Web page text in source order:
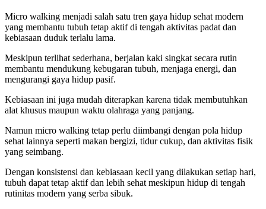
Micro walking menjadi salah satu tren gaya hidup sehat modern
yang membantu tubuh tetap aktif di tengah aktivitas padat dan
kebiasaan duduk terlalu lama.
Meskipun terlihat sederhana, berjalan kaki singkat secara rutin
membantu mendukung kebugaran tubuh, menjaga energi, dan
mengurangi gaya hidup pasif.
Kebiasaan ini juga mudah diterapkan karena tidak membutuhkan
alat khusus maupun waktu olahraga yang panjang.
Namun micro walking tetap perlu diimbangi dengan pola hidup
sehat lainnya seperti makan bergizi, tidur cukup, dan aktivitas fisik
yang seimbang.
Dengan konsistensi dan kebiasaan kecil yang dilakukan setiap hari,
tubuh dapat tetap aktif dan lebih sehat meskipun hidup di tengah
rutinitas modern yang serba sibuk.